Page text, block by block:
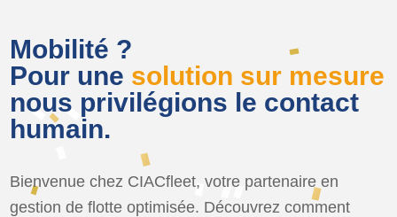
Mobilité ?
Pour une solution sur mesure
nous privilégions le contact
humain.
Bienvenue chez CIACfleet, votre partenaire en
gestion de flotte optimisée. Découvrez comment